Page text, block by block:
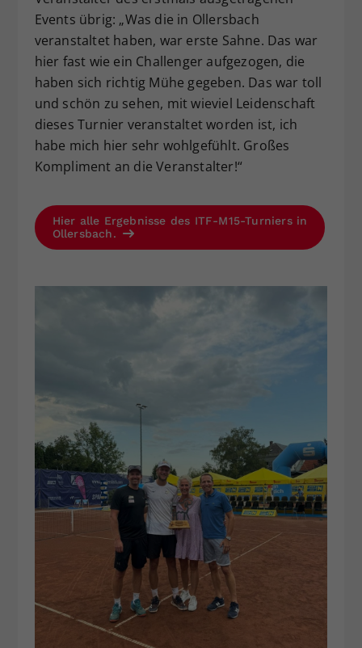
Events übrig: „Was die in Ollersbach
veranstaltet haben, war erste Sahne. Das war
hier fast wie ein Challenger aufgezogen, die
haben sich richtig Mühe gegeben. Das war toll
und schön zu sehen, mit wieviel Leidenschaft
dieses Turnier veranstaltet worden ist, ich
habe mich hier sehr wohlgefühlt. Großes
Kompliment an die Veranstalter!“
Hier alle Ergebnisse des ITF-M15-Turniers in
Ollersbach.